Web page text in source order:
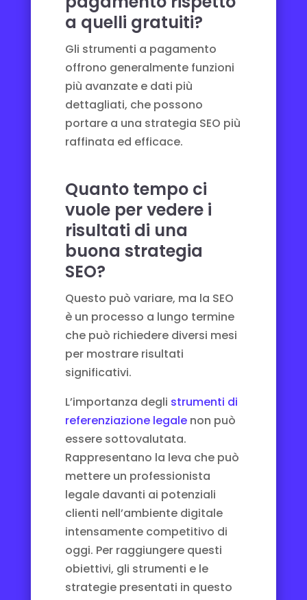
a quelli gratuiti?
Gli strumenti a pagamento
offrono generalmente funzioni
più avanzate e dati più
dettagliati, che possono
portare a una strategia SEO più
raffinata ed efficace.
Quanto tempo ci
vuole per vedere i
risultati di una
buona strategia
SEO?
Questo può variare, ma la SEO
è un processo a lungo termine
che può richiedere diversi mesi
per mostrare risultati
significativi.
L’importanza degli strumenti di
referenziazione legalenon può
essere sottovalutata.
Rappresentano la leva che può
mettere un professionista
legale davanti ai potenziali
clienti nell’ambiente digitale
intensamente competitivo di
oggi. Per raggiungere questi
obiettivi, gli strumenti e le
strategie presentati in questo